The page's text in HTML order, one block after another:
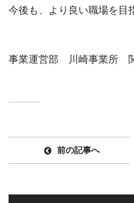
今後も、より良い職場を目
事業運営部 川崎事業所
前の記事へ